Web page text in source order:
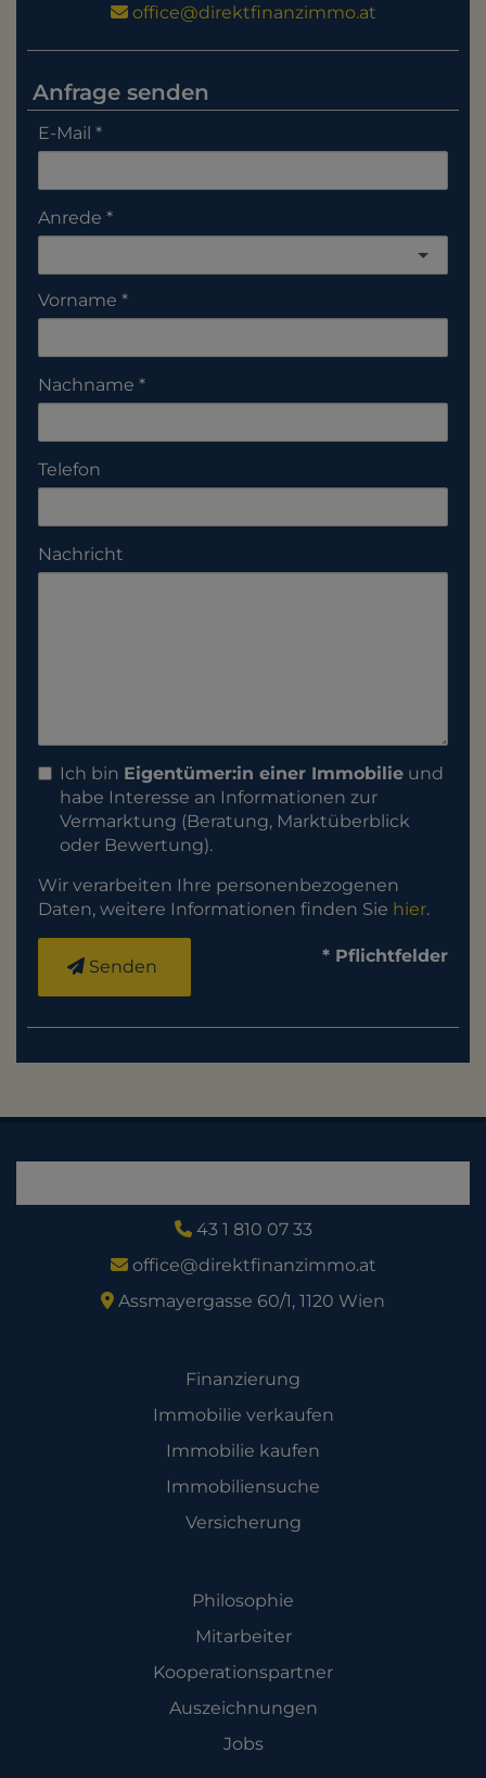
office@direktfinanzimmo.at
Anfrage senden
E-Mail
Anrede
Vorname
Nachname
Telefon
Nachricht
Ich bin Eigentümer:in einer Immobilie und
habe Interesse an Informationen zur
Vermarktung (Beratung, Marktüberblick
oder Bewertung).
Wir verarbeiten Ihre personenbezogenen
Daten, weitere Informationen finden Sie hier.
Senden
* Pflichtfelder
43 1 810 07 33
office@direktfinanzimmo.at
Assmayergasse 60/1, 1120 Wien
Finanzierung
Immobilie verkaufen
Immobilie kaufen
Immobiliensuche
Versicherung
Philosophie
Mitarbeiter
Kooperationspartner
Auszeichnungen
Jobs